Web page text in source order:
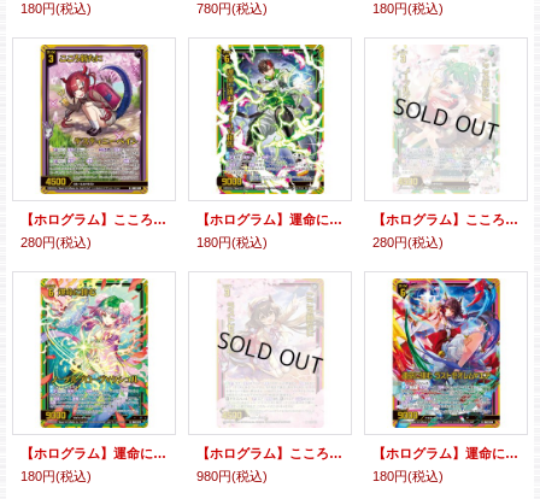
180円(税込)
780円(税込)
180円(税込)
【ホログラム】こころ新たに デスティニーベイン
280円(税込)
【ホログラム】運命に挑む フィーユ∀相馬
180円(税込)
【ホログラム】こころ新たに ノーブルグローヴ
280円(税込)
【ホログラム】運命に挑む ノーブルグローヴ∀クシュル
180円(税込)
【ホログラム】こころ新たに ラストゼオレム
980円(税込)
【ホログラム】運命に挑む ラストゼオレム∀エア
180円(税込)